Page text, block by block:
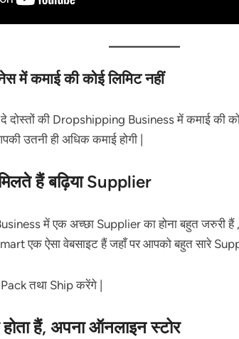
में कमाई की कोई लिमिट नहीं
दोस्तों की Dropshipping Business में कमाई की
उतनी ही अधिक कमाई होगी |
हैं बढ़िया Supplier
में एक अच्छा Supplier का होना बहुत जरुरी
एक ऐसा वेबसाइट हैं जहाँ पर आपको बहुत सारे
तथा Ship करेंगे |
हैं, अपना ऑनलाइन स्टोर